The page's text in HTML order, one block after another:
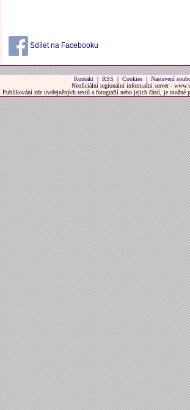
Sdílet na Facebooku
Kontakt| RSS | Cookies| Nastavení
Neoficiální regionální informační server -
Publikování zde uveřejněných textů a fotografií nebo jejich částí, je možné